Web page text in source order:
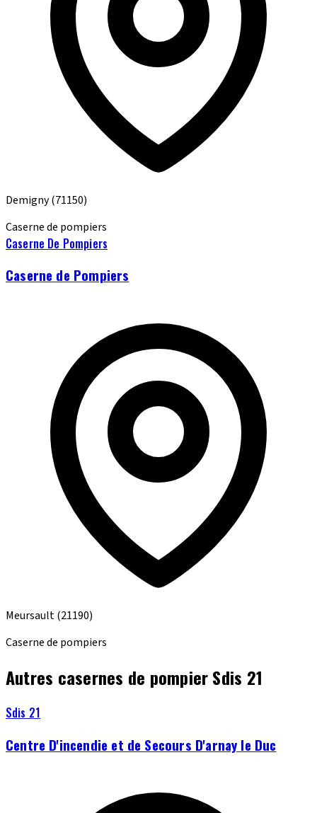
Demigny(71150)
Caserne de pompiers
Caserne De Pompiers
Caserne de Pompiers
Meursault(21190)
Caserne de pompiers
Autres casernes de pompier Sdis 21
Sdis 21
Centre D'incendie et de Secours D'arnay le Duc